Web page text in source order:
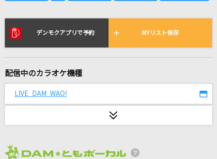
すずれ
Official髭男dism
I Surrender [アイ・サレンダー]
デンモクアプリで予約 MYリスト保存
配信中のカラオケ機種
LIVE DAM WAO!